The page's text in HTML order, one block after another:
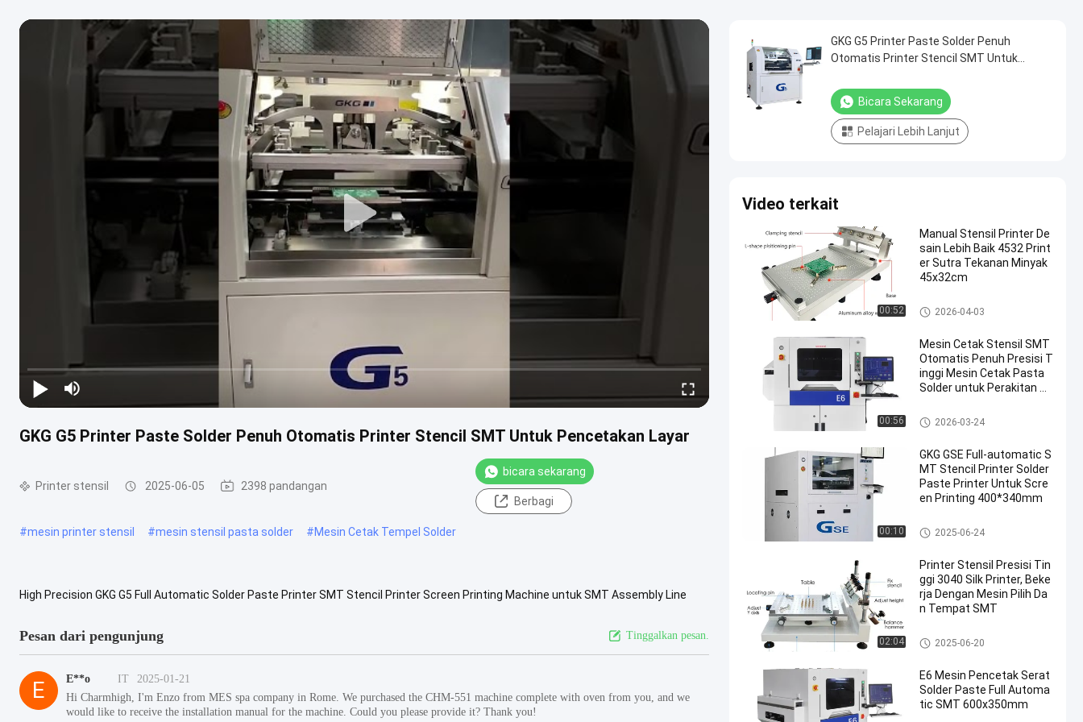
GKG G5 Printer Paste Solder Penuh Otomatis Printer Stencil SMT Untuk Pencetakan Layar
Printer stensil 2025-06-05 2398 pandangan
bicara sekarang
Berbagi
#mesin printer stensil #mesin stensil pasta solder #Mesin Cetak Tempel Solder
High Precision GKG G5 Full Automatic Solder Paste Printer SMT Stencil Printer Screen Printing Machine untuk SMT Assembly Line
Pesan dari pengunjung Tinggalkan pesan.
E E**o IT
2025-01-21
Hi Charmhigh, I'm Enzo from MES spa company in Rome. We purchased the CHM-551 machine complete with oven from you, and we
would like to receive the installation manual for the machine. Could you please provide it? Thank you!
GKG G5 Printer Paste Solder Penuh
Otomatis Printer Stencil SMT Untuk
Bicara Sekarang
Pelajari Lebih Lanjut
Video terkait
00:52
Manual Stensil Printer De
sain Lebih Baik 4532 Print
er Sutra Tekanan Minyak
45x32cm
Printer stensil
2026-04-03
00:56
Mesin Cetak Stensil SMT
Otomatis Penuh Presisi T
inggi Mesin Cetak Pasta
Solder untuk Perakitan P
Printer stensil
2026-03-24
00:10
GKG GSE Full-automatic S
MT Stencil Printer Solder
Paste Printer Untuk Scre
en Printing 400*340mm
Printer stensil
2025-06-24
02:04
Printer Stensil Presisi Tin
ggi 3040 Silk Printer, Beke
rja Dengan Mesin Pilih Da
n Tempat SMT
Printer stensil
2025-06-20
E6 Mesin Pencetak Serat
Solder Paste Full Automa
tic SMT 600x350mm